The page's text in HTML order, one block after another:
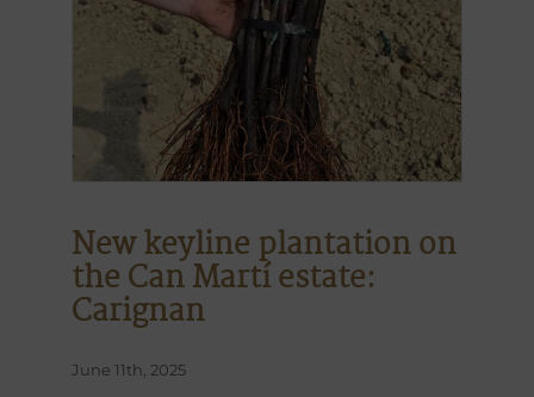
New keyline plantation on
the Can Martí estate:
Carignan
June 11th, 2025